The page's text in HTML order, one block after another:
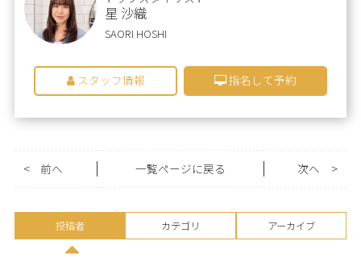
星 沙織
SAORI HOSHI
スタッフ情報 指名して予約
< 前へ 一覧ページに戻る >
次へ
投稿者 カテゴリ アーカイブ